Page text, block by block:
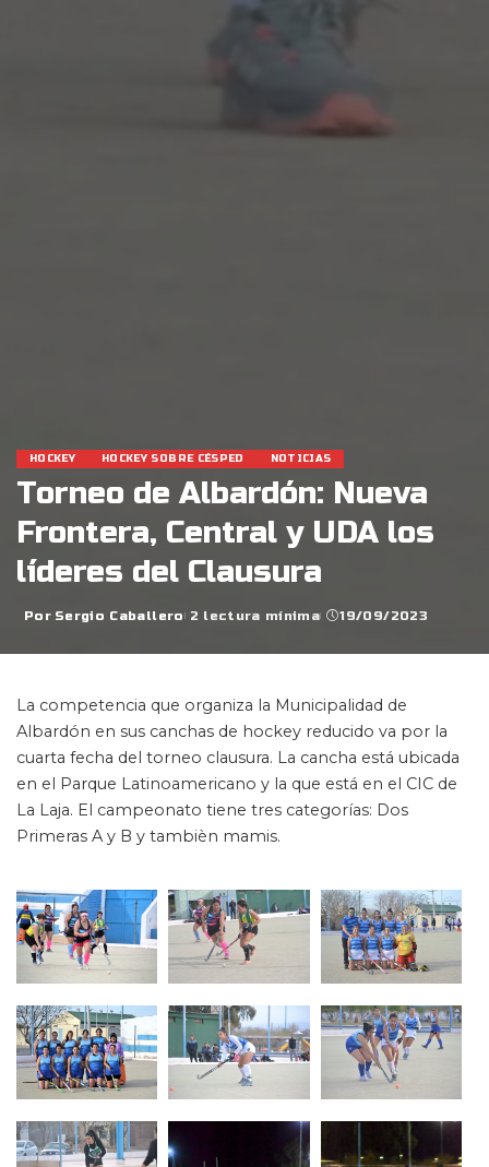
HOCKEY HOCKEY SOBRE CÉSPED NOTICIAS
Torneo de Albardón: Nueva
Frontera, Central y UDA los
líderes del Clausura
Posted
Por Sergio Caballero 2 lectura mínima 19/09/2023
La competencia que organiza la Municipalidad de
Albardón en sus canchas de hockey reducido va por la
cuarta fecha del torneo clausura. La cancha está ubicada
en el Parque Latinoamericano y la que está en el CIC de
La Laja. El campeonato tiene tres categorías: Dos
Primeras A y B y tambièn mamis.